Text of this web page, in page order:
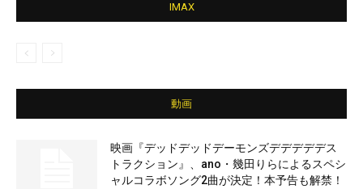
IMAX
動画
映画『デッドデッドデーモンズデデデデデス
トラクション』、ano・幾田りらによるスペシ
ャルコラボソング2曲が決定！本予告も解禁！